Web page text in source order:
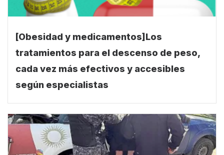
[Obesidad y medicamentos]Los
tratamientos para el descenso de peso,
cada vez más efectivos y accesibles
según especialistas